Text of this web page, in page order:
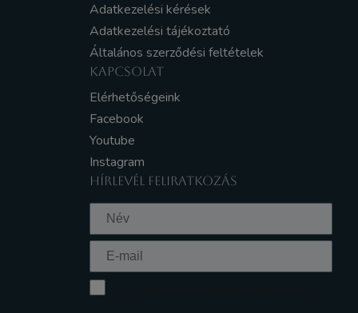
Adatkezelési kérések
Adatkezelési tájékoztató
Általános szerződési feltételek
KAPCSOLAT
Elérhetőségeink
Facebook
Youtube
Instagram
HÍRLEVÉL FELIRATKOZÁS